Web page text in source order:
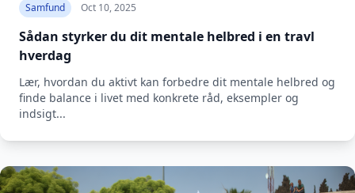
Samfund Oct 10, 2025
Sådan styrker du dit mentale helbred i en travl
hverdag
Lær, hvordan du aktivt kan forbedre dit mentale helbred og
finde balance i livet med konkrete råd, eksempler og
indsigt...